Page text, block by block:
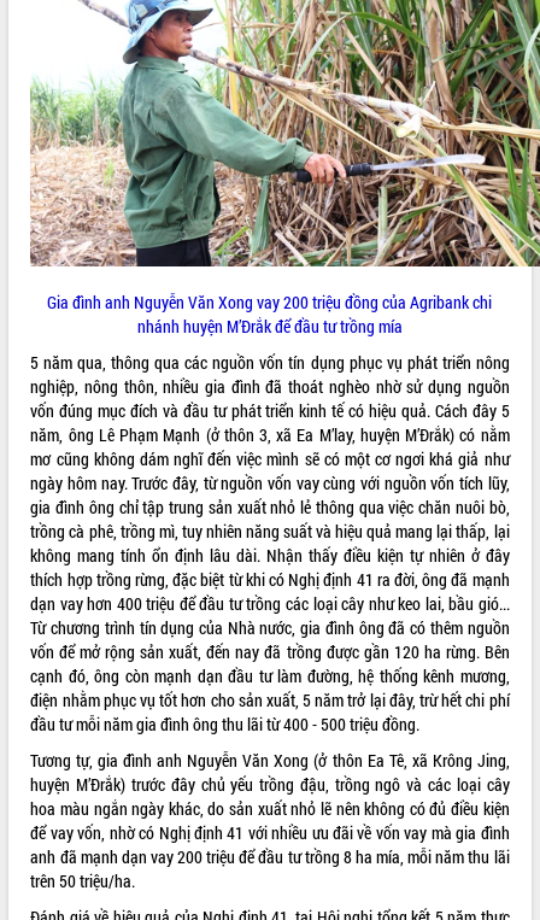
Đề án 06 tạo bước ngoặt đột phá trong
cải cách hành chính tỉnh Đắk Lắk
Kết nối tour, đẩy mạnh chuyển đổi số
để phát triển du lịch Đắk Lắk
Khởi động Dự án Đầu tư xây dựng hạ
tầng kỹ thuật Cụm công nghiệp Tân
Tiến
Gặp mặt các cơ quan báo chí nhân Kỷ
niệm 101 năm Ngày Báo chí Cách
mạng Việt Nam
hiện Đề án 06 của Chính phủ
Họp báo thông tin về Hội nghị Công bố
Quy hoạch và Xúc tiến đầu tư tỉnh Đắk
Lắk
Khơi thông điểm nghẽn, đẩy nhanh
giải ngân vốn khắc phục thiên tai
HĐND tỉnh thông qua điều chỉnh Quy
hoạch tỉnh thời kỳ 2021-2030
Hội thảo góp ý hồ sơ điều chỉnh quy
hoạch tỉnh Đắk Lắk thời kỳ 2021-2030,
tầm nhìn đến năm 2050
Nâng cao hiệu quả hoạt động của các
doanh nghiệp nhà nước
Hội nghị triển khai kết nối mạng
truyền số liệu chuyên dùng phục vụ cơ
quan Đảng, Nhà nước
Lễ phát động chuỗi hoạt động chung
tay làm sạch môi trường
Xã Ea Kar bước chuyển mình trong
công tác cải cách hành chính mô hình
mới
UBND tỉnh họp báo định kỳ tháng 4
năm 2026
Gia đình anh Nguyễn Văn Xong vay 200 triệu đồng của Agribank chi
nhánh huyện M’Đrắk để đầu tư trồng mía
5 năm qua, thông qua các nguồn vốn tín dụng phục vụ phát triển nông
nghiệp, nông thôn, nhiều gia đình đã thoát nghèo nhờ sử dụng nguồn
vốn đúng mục đích và đầu tư phát triển kinh tế có hiệu quả. Cách đây 5
năm, ông Lê Phạm Mạnh (ở thôn 3, xã Ea M’lay, huyện M’Đrắk) có nằm
mơ cũng không dám nghĩ đến việc mình sẽ có một cơ ngơi khá giả như
ngày hôm nay. Trước đây, từ nguồn vốn vay cùng với nguồn vốn tích lũy,
gia đình ông chỉ tập trung sản xuất nhỏ lẻ thông qua việc chăn nuôi bò,
trồng cà phê, trồng mì, tuy nhiên năng suất và hiệu quả mang lại thấp, lại
không mang tính ổn định lâu dài. Nhận thấy điều kiện tự nhiên ở đây
thích hợp trồng rừng, đặc biệt từ khi có Nghị định 41 ra đời, ông đã mạnh
dạn vay hơn 400 triệu để đầu tư trồng các loại cây như keo lai, bầu gió...
Từ chương trình tín dụng của Nhà nước, gia đình ông đã có thêm nguồn
vốn để mở rộng sản xuất, đến nay đã trồng được gần 120 ha rừng. Bên
cạnh đó, ông còn mạnh dạn đầu tư làm đường, hệ thống kênh mương,
điện nhằm phục vụ tốt hơn cho sản xuất, 5 năm trở lại đây, trừ hết chi phí
đầu tư mỗi năm gia đình ông thu lãi từ 400 - 500 triệu đồng.
Tương tự, gia đình anh Nguyễn Văn Xong (ở thôn Ea Tê, xã Krông Jing,
huyện M’Đrắk) trước đây chủ yếu trồng đậu, trồng ngô và các loại cây
hoa màu ngắn ngày khác, do sản xuất nhỏ lẽ nên không có đủ điều kiện
để vay vốn, nhờ có Nghị định 41 với nhiều ưu đãi về vốn vay mà gia đình
anh đã mạnh dạn vay 200 triệu để đầu tư trồng 8 ha mía, mỗi năm thu lãi
trên 50 triệu/ha.